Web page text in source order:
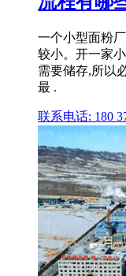
一个小型面粉
较小。开一家
需要储存,所以
最 .
联系电话: 180